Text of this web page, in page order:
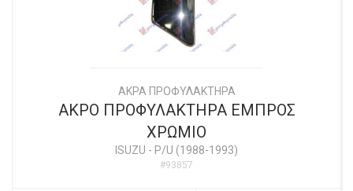
ΑΚΡΑ ΠΡΟΦΥΛΑΚΤΗΡΑ
ΑΚΡΟ ΠΡΟΦΥΛΑΚΤΗΡΑ ΕΜΠΡΟΣ
ΧΡΩΜΙΟ
ISUZU - P/U (1988-1993)
#93857